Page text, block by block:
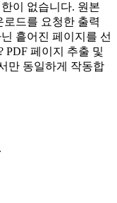
이 없습니다. 원본
드를 요청한 출력
흩어진 페이지를 선
PDF 페이지 추출 및
만 동일하게 작동합